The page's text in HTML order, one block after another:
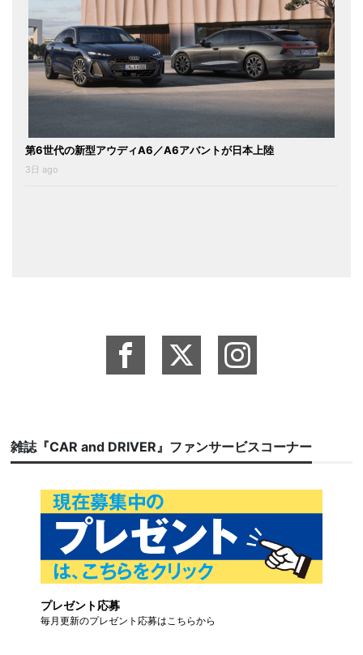
第6世代の新型アウディA6／A6アバントが日本上陸
3日 ago
雑誌『CAR and DRIVER』ファンサービスコーナー
プレゼント応募
毎月更新のプレゼント応募はこちらから